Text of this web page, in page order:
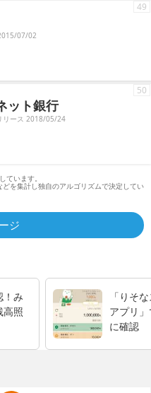
07/02
49
ット銀行
リース 2018/05/24
50
います。
を集計し独自のアルゴリズムで決定してい
ジ
！み
照
「りそ
アプリ
に確認